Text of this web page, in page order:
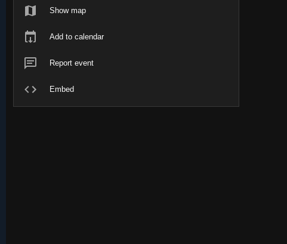
Show map
Add to calendar
Report event
Embed